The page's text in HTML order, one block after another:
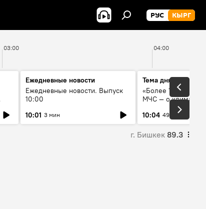
РУС КЫРГ
03:00 04:00
Ежедневные новости
Ежедневные новости. Выпуск
10:00
10:01 3 мин
Тема дня
«Более 1200 сёл в
МЧС — о климате,
системе
населения
10:04 49 мин
г. Бишкек 89.3